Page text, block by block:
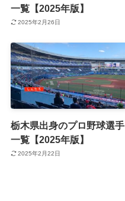
一覧【2025年版】
2025年2月26日
栃木県出身のプロ野球選手
一覧【2025年版】
2025年2月22日